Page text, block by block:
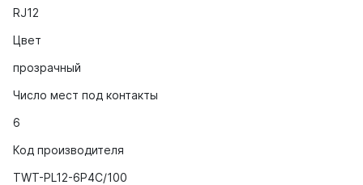
RJ12
Цвет
прозрачный
Число мест под контакты
6
Код производителя
TWT-PL12-6P4C/100